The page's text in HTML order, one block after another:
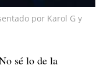
por Karol G y
sé lo de la